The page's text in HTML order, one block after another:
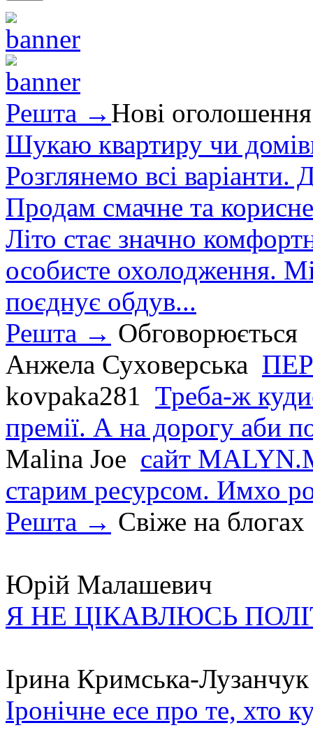
Решта → Нові оголошення
Шукаю квартиру чи
Розглянемо всі варіанти.
Продам смачне та
Літо стає значно
особисте охолодження.
поєднує обдув...
Решта → Обговорюється
Анжела Суховерська
kovpaka281 Треба-ж
премії. А на дорогу аби
Malina Joe сайт
старим ресурсом. Имхо
Решта → Свіже на блогах
Юрій Малашевич
Я НЕ ЦІКАВЛЮСЬ
Ірина Кримська-Лузанчук
Іронічне есе про те, хто